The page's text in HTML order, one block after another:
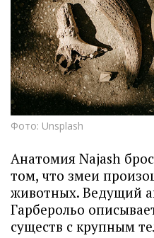
Фото: Unsplash
Анатомия Najash
том, что змеи
животных. Ведущий
Гарберольо
существ с крупным